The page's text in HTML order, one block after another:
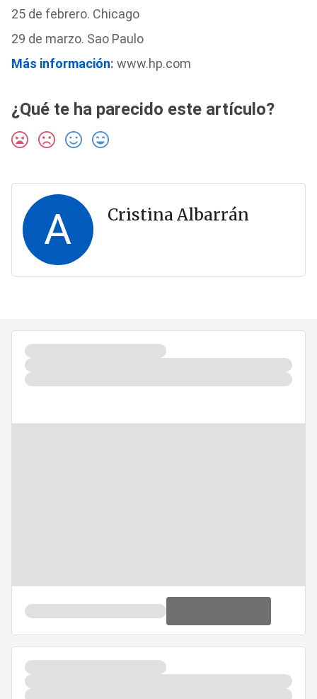
25 de febrero. Chicago
29 de marzo. Sao Paulo
Más información: www.hp.com
¿Qué te ha parecido este artículo?
A Cristina Albarrán